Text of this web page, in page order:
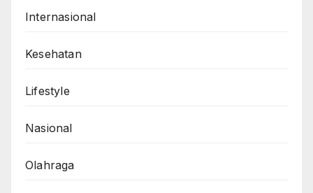
Internasional
Kesehatan
Lifestyle
Nasional
Olahraga